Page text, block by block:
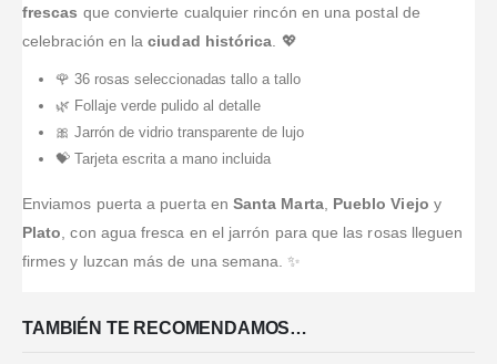
frescas que convierte cualquier rincón en una postal de
celebración en laciudad histórica. 💖
🌹 36 rosas seleccionadas tallo a tallo
🌿 Follaje verde pulido al detalle
🎀 Jarrón de vidrio transparente de lujo
💝 Tarjeta escrita a mano incluida
Enviamos puerta a puerta en Santa Marta, Pueblo Viejo y
Plato , con agua fresca en el jarrón para que las rosas lleguen
firmes y luzcan más de una semana. ✨
TAMBIÉN TE RECOMENDAMOS…